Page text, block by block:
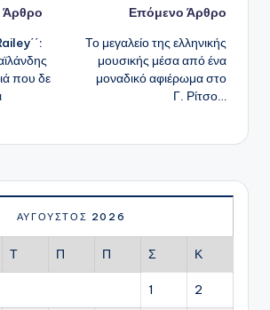
Άρθρο
που δε
Επόμενο Άρθρο
Το μεγαλείο της ελληνικής
μουσικής μέσα από ένα
μοναδικό αφιέρωμα στο
Γ. Ρίτσο…
ΑΎΓΟΥΣΤΟΣ 2026
Τ Π Π Σ Κ
1 2